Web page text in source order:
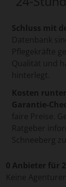
Schluss mit
Datenbank
Pflegekräfte
Qualität und
hinterlegt.
Kosten
Garantie-
faire Preise.
Ratgeber
Schneeberg
0 Anbieter für
Keine